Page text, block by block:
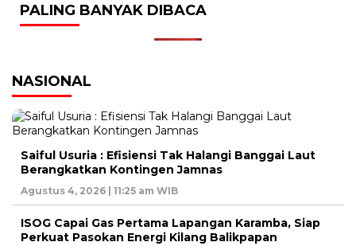
PALING BANYAK DIBACA
NASIONAL
Saiful Usuria : Efisiensi Tak Halangi Banggai Laut
Berangkatkan Kontingen Jamnas
Agustus 4, 2026 | 11:25 am WIB
ISOG Capai Gas Pertama Lapangan Karamba, Siap
Perkuat Pasokan Energi Kilang Balikpapan